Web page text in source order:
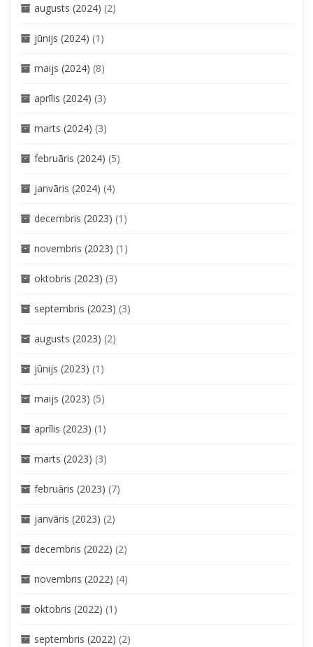
augusts (2024) (2)
jūnijs (2024) (1)
maijs (2024) (8)
aprīlis (2024) (3)
marts (2024) (3)
februāris (2024) (5)
janvāris (2024) (4)
decembris (2023) (1)
novembris (2023) (1)
oktobris (2023) (3)
septembris (2023) (3)
augusts (2023) (2)
jūnijs (2023) (1)
maijs (2023) (5)
aprīlis (2023) (1)
marts (2023) (3)
februāris (2023) (7)
janvāris (2023) (2)
decembris (2022) (2)
novembris (2022) (4)
oktobris (2022) (1)
septembris (2022) (2)